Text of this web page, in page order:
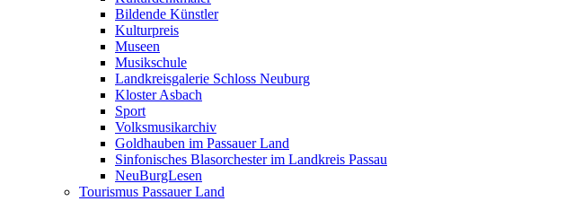
Bildende Künstler
Kulturpreis
Museen
Musikschule
Landkreisgalerie Schloss Neuburg
Kloster Asbach
Sport
Volksmusikarchiv
Goldhauben im Passauer Land
Sinfonisches Blasorchester im Landkreis Passau
NeuBurgLesen
Tourismus Passauer Land